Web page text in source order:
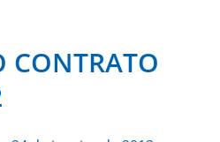
CONTRATO